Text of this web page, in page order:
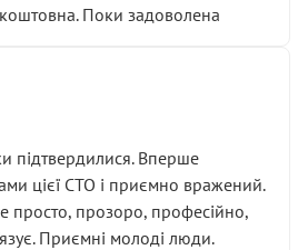
Поки задоволена
підтвердилися. Вперше
цієї СТО і приємно вражений.
просто, прозоро, професійно,
Приємні молоді люди.